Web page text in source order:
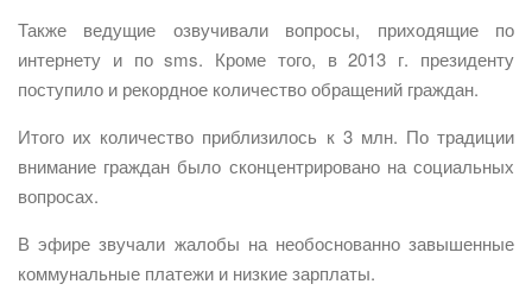
Также ведущие озвучивали вопросы, приходящие по
интернету и по sms. Кроме того, в 2013 г. президенту
поступило и рекордное количество обращений граждан.
Итого их количество приблизилось к 3 млн. По традиции
внимание граждан было сконцентрировано на социальных
вопросах.
В эфире звучали жалобы на необоснованно завышенные
коммунальные платежи и низкие зарплаты.